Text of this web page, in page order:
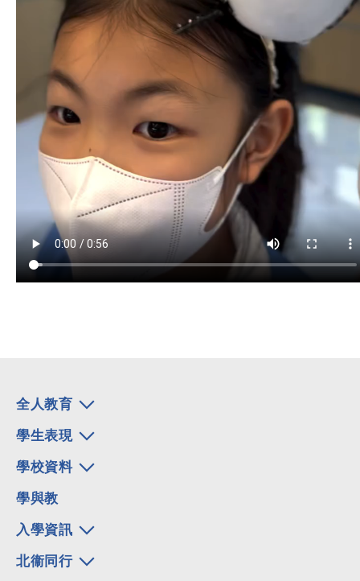
全人教育
學生表現
學校資料
學與教
入學資訊
北衞同行